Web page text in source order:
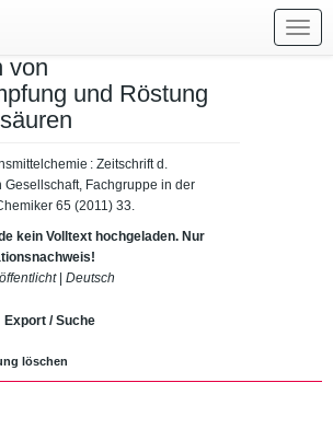
von
und Röstung
: Zeitschrift d.
Fachgruppe in der
65 (2011) 33.
kein Volltext hochgeladen. Nur
| Deutsch
Export / Suche
löschen